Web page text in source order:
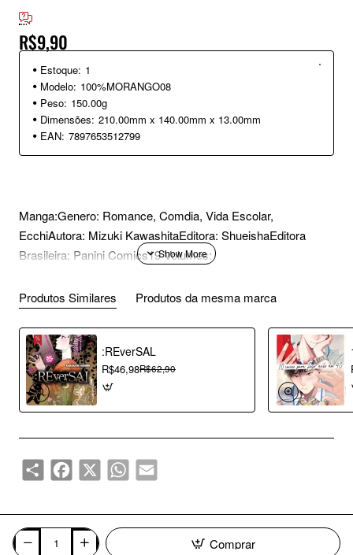
R$9,90
Estoque: 1
Modelo: 100%MORANGO08
Peso: 150.00g
Dimensões: 210.00mm x 140.00mm x 13.00mm
EAN: 7897653512799
Comprar
Manga:Genero: Romance, Comdia, Vida Escolar,
EcchiAutora: Mizuki KawashitaEditora: ShueishaEditora
Brasileira: Panini Comics19 Volumes:
Produtos Similares Produtos da mesma marca
:REverSAL
R$46,98R$62,90
ShareFacebook
X WhatsAppEmail